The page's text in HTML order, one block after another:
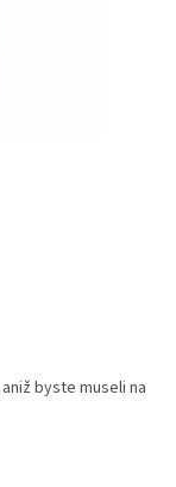
byste museli na